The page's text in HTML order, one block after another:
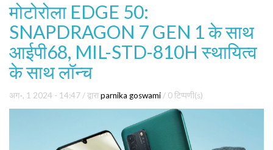
मोटोरोला EDGE 50:
SNAPDRAGON 7 GEN 1 के साथ
आईपी68, MIL-STD-810H स्थायित्व
के साथ लॉन्च
अग॰, 1 2024 - 14:47 / द्वाराparnika goswami / 0 टिप्पणी(s)